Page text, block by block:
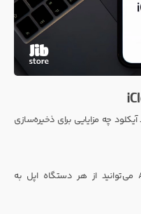
چه مزایایی برای ذخیره‌سازی
دسترسی از همه‌جا: با یک Apple ID می‌توانید از هر دستگاه اپل به